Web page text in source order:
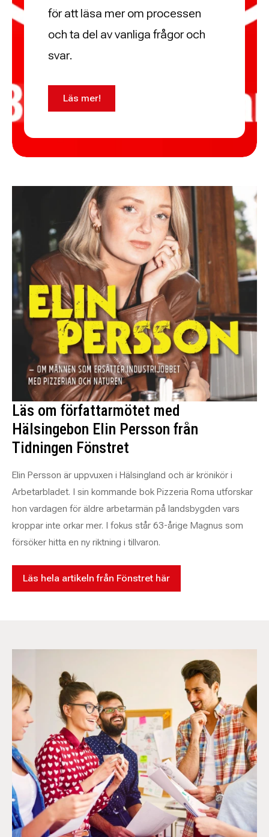
för att läsa mer om processen
och ta del av vanliga frågor och
svar.
Läs mer!
Läs om författarmötet med
Hälsingebon Elin Persson från
Tidningen Fönstret
Elin Persson är uppvuxen i Hälsingland och är krönikör i
Arbetarbladet. I sin kommande bok Pizzeria Roma utforskar
hon vardagen för äldre arbetarmän på landsbygden vars
kroppar inte orkar mer. I fokus står 63-årige Magnus som
försöker hitta en ny riktning i tillvaron.
Läs hela artikeln från Fönstret här